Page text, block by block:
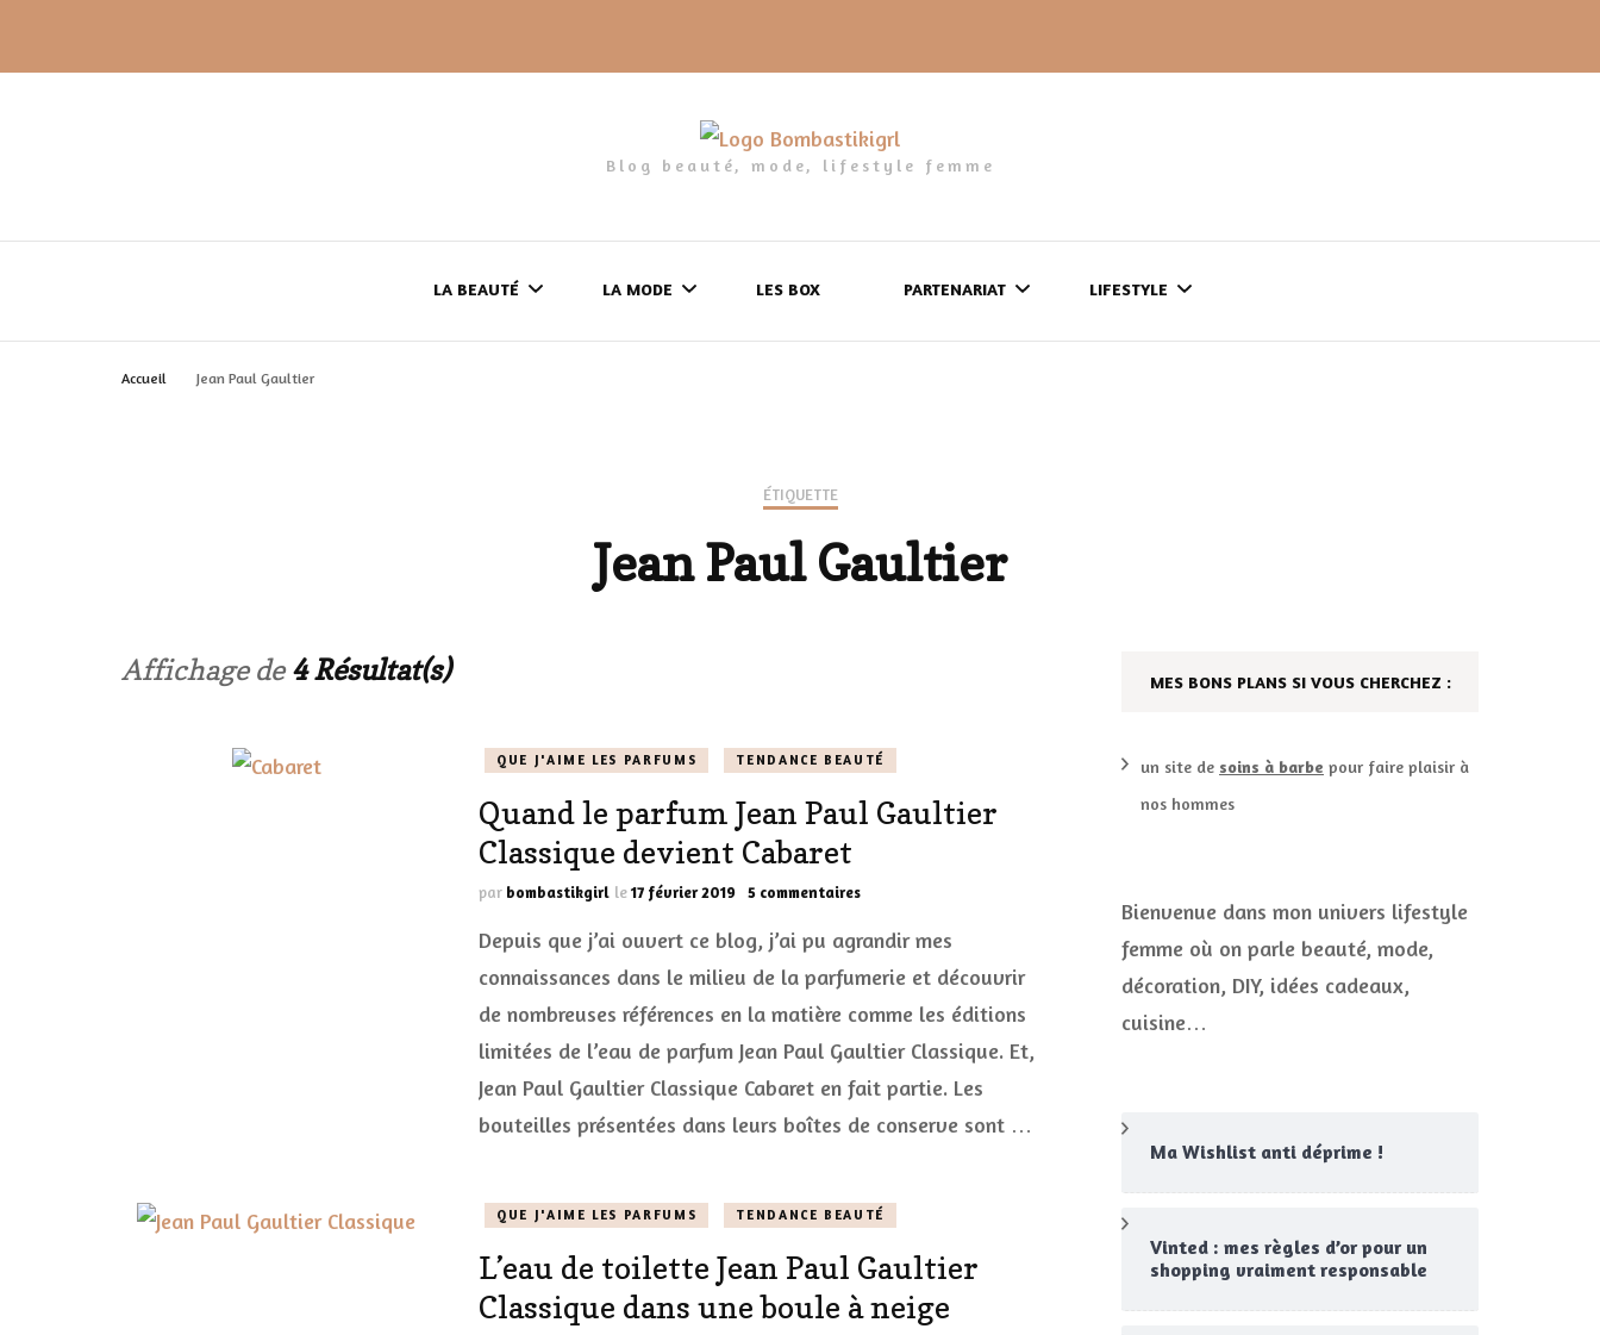
Blog beauté, mode, lifestyle femme
LA BEAUTÉ
LES GELS-DOUCHE
LES DÉOS
MAKE-UP
LA VIE PLUS SIMPLE…
ACCESSOIRES BIEN
PRATIQUES
LA MODE
LES ACCESSOIRES
LES BOX PARTENARIAT LIFESTYLE
DIY ET CUISINE
LES CALENDRIERS DE
VIE PRATIQUE
JEUX CONCOURS
Accueil Jean Paul Gaultier
ÉTIQUETTE
Jean Paul Gaultier
Affichage de4 Résultat(s)
QUE J'AIME LES PARFUMS TENDANCE BEAUTÉ
Quand le parfum Jean Paul Gaultier
Classique devient Cabaret
par bombastikgirl le17 février 2019 5 commentairessur
le
Jean
Paul
Classique
devient
Cabaret
Depuis que j’ai ouvert ce blog, j’ai pu agrandir mes
connaissances dans le milieu de la parfumerie et découvrir
de nombreuses références en la matière comme les éditions
limitées de l’eau de parfum Jean Paul Gaultier Classique. Et,
Jean Paul Gaultier Classique Cabaret en fait partie. Les
bouteilles présentées dans leurs boîtes de conserve sont …
QUE J'AIME LES PARFUMS TENDANCE BEAUTÉ
L’eau de toilette Jean Paul Gaultier
Classique dans une boule à neige
MES BONS PLANS SI VOUS CHERCHEZ :
un site de soins à barbe pour faire plaisir à
nos hommes
Bienvenue dans mon univers lifestyle
femme où on parle beauté, mode,
décoration, DIY, idées cadeaux,
cuisine…
Ma Wishlist anti déprime !
Vinted : mes règles d’or pour un
shopping vraiment responsable